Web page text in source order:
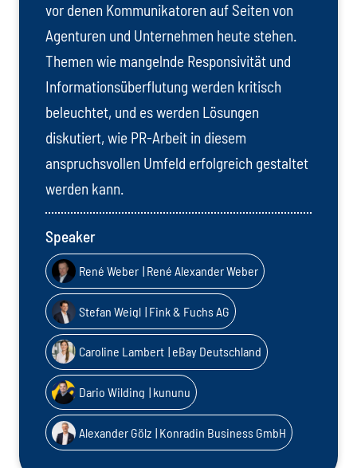
vor denen Kommunikatoren auf Seiten von
Agenturen und Unternehmen heute stehen.
Themen wie mangelnde Responsivität und
Informationsüberflutung werden kritisch
beleuchtet, und es werden Lösungen
diskutiert, wie PR-Arbeit in diesem
anspruchsvollen Umfeld erfolgreich gestaltet
werden kann.
Speaker
René Weber | René Alexander Weber
Stefan Weigl | Fink & Fuchs AG
Caroline Lambert | eBay Deutschland
Dario Wilding | kununu
Alexander Gölz | Konradin Business GmbH